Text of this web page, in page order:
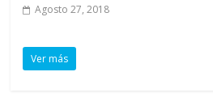
Agosto 27, 2018
Ver más